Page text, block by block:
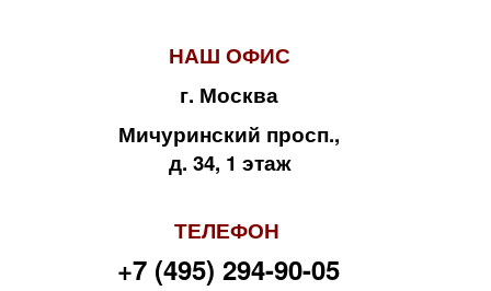
НАШ ОФИС
г. Москва
Мичуринский просп.,
д. 34, 1 этаж
ТЕЛЕФОН
+7 (495) 294-90-05